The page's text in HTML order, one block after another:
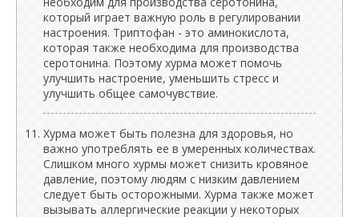
который играет важную роль в регулировании
настроения. Триптофан - это аминокислота,
которая также необходима для производства
серотонина. Поэтому хурма может помочь
улучшить настроение, уменьшить стресс и
улучшить общее самочувствие.
Хурма может быть полезна для здоровья, но
важно употреблять ее в умеренных количествах.
Слишком много хурмы может снизить кровяное
давление, поэтому людям с низким давлением
следует быть осторожными. Хурма также может
вызывать аллергические реакции у некоторых